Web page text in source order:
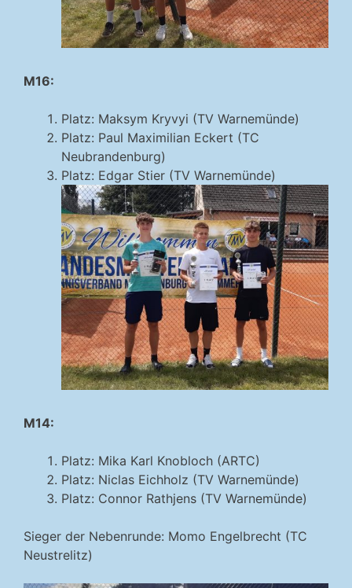
M16:
Platz: Maksym Kryvyi (TV Warnemünde)
Platz: Paul Maximilian Eckert (TC
Neubrandenburg)
Platz: Edgar Stier (TV Warnemünde)
M14:
Platz: Mika Karl Knobloch (ARTC)
Platz: Niclas Eichholz (TV Warnemünde)
Platz: Connor Rathjens (TV Warnemünde)
Sieger der Nebenrunde: Momo Engelbrecht (TC
Neustrelitz)